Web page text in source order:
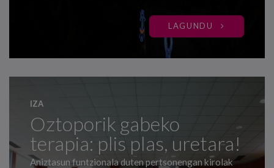
LAGUNDU
IZA
Oztoporik gabeko
terapia: plis plas, uretara!
Aniztasun funtzionala duten pertsonengan kirolak